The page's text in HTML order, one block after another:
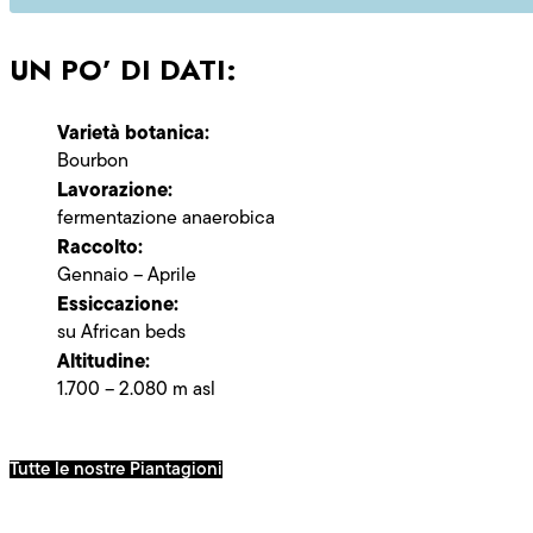
UN PO’ DI DATI:
Varietà botanica:
Bourbon
Lavorazione:
fermentazione anaerobica
Raccolto:
Gennaio – Aprile
Essiccazione:
su African beds
Altitudine:
1.700 – 2.080 m asl
Tutte le nostre Piantagioni